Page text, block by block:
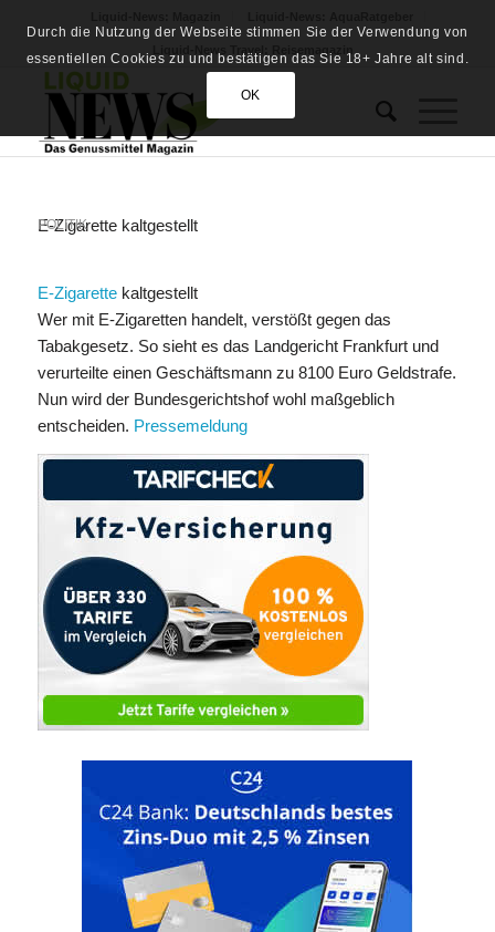
E-Zigarette kaltgestellt
POLITIK
E-Zigarettekaltgestellt
Wer mit E-Zigaretten handelt, verstößt gegen das
Tabakgesetz. So sieht es das Landgericht Frankfurt und
verurteilte einen Geschäftsmann zu 8100 Euro Geldstrafe.
Nun wird der Bundesgerichtshof wohl maßgeblich
entscheiden. Pressemeldung
Durch die Nutzung der Webseite stimmen Sie der Verwendung von
essentiellen Cookies zu und bestätigen das Sie 18+ Jahre alt sind.
OK